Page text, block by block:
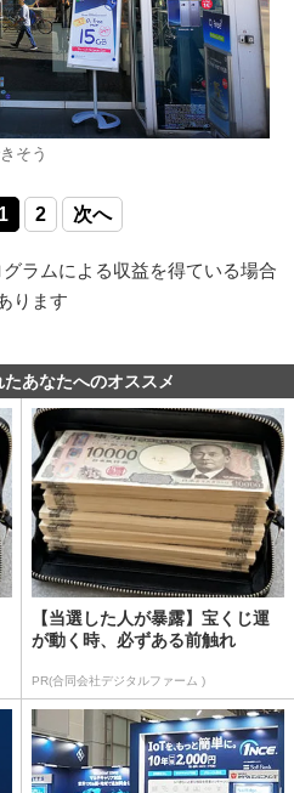
そう
1 2 次へ
ラムによる収益を得ている場合
ります
あなたへのオススメ
【当選した人が暴露】宝くじ運
が動く時、必ずある前触れ
PR(合同会社デジタルファーム )